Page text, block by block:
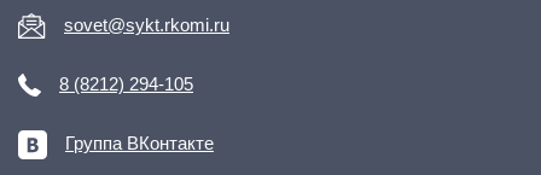
sovet@sykt.rkomi.ru
8 (8212) 294-105
Группа ВКонтакте